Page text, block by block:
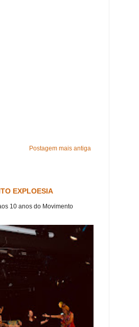
Postagem mais antiga
EXPLOESIA
10 anos do Movimento